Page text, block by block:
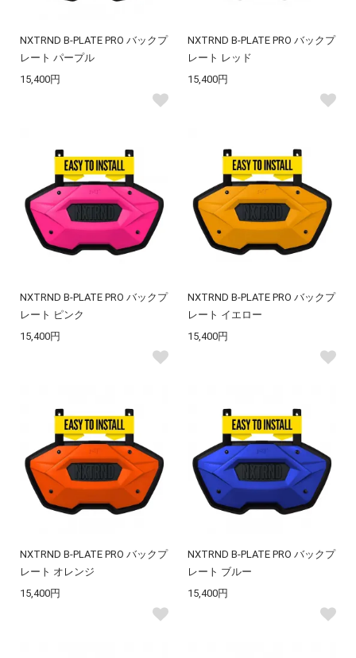
NXTRND B-PLATE PRO バックプ
レート パープル
15,400円
NXTRND B-PLATE PRO バックプ
レート レッド
15,400円
NXTRND B-PLATE PRO バックプ
レート ピンク
15,400円
NXTRND B-PLATE PRO バックプ
レート イエロー
15,400円
NXTRND B-PLATE PRO バックプ
レート オレンジ
15,400円
NXTRND B-PLATE PRO バックプ
レート ブルー
15,400円